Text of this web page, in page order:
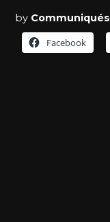
by Communiqués
Facebook